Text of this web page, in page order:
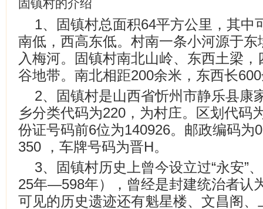
固镇村的介绍
1、固镇村总面积64平方公里，其中
南低，西高东低。村南一条小河源于
入梅河。固镇村南北山岭、东西土梁
谷地带。南北相距200余米，东西长
2、固镇村是山西省忻州市静乐县康
乡分类代码为220，为村庄。区划代码
份证号码前6位为140926。邮政编码为
350 ，车牌号码为晋H。
3、固镇村历史上曾今设立过“永安”
25年—598年），曾经是封建统治者认
可见的历史遗迹还有魁星楼、文昌阁